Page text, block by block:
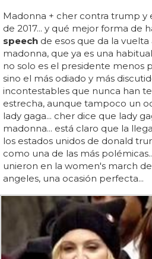
Madonna + cher contra trump y
de 2017... y qué mejor forma de
speech de esos que da la
madonna, que ya es una
no solo es el presidente menos
sino el más odiado y más
incontestables que nunca han
estrecha, aunque tampoco un
lady gaga... cher dice que lady
madonna... está claro que la
los estados unidos de donald
como una de las más
unieron en la women's march
angeles, una ocasión perfecta...